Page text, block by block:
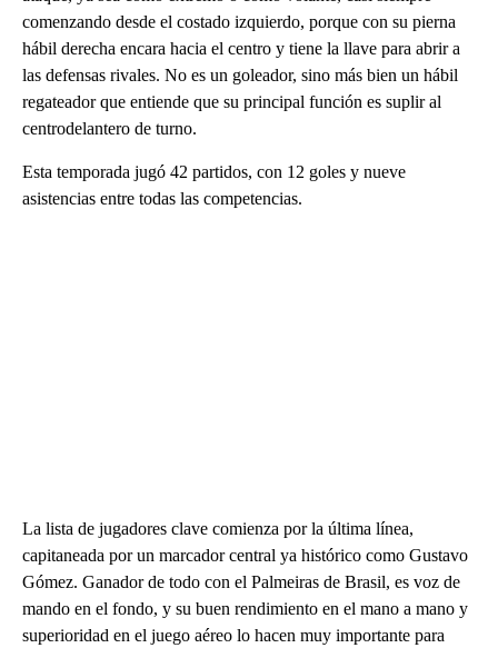
comenzando desde el costado izquierdo, porque con su pierna
hábil derecha encara hacia el centro y tiene la llave para abrir a
las defensas rivales. No es un goleador, sino más bien un hábil
regateador que entiende que su principal función es suplir al
centrodelantero de turno.
Esta temporada jugó 42 partidos, con 12 goles y nueve
asistencias entre todas las competencias.
La lista de jugadores clave comienza por la última línea,
capitaneada por un marcador central ya histórico como Gustavo
Gómez. Ganador de todo con el Palmeiras de Brasil, es voz de
mando en el fondo, y su buen rendimiento en el mano a mano y
superioridad en el juego aéreo lo hacen muy importante para